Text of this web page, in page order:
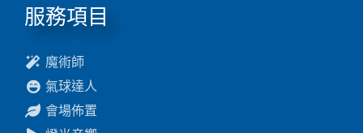
服務項目
魔術師
氣球達人
會場佈置